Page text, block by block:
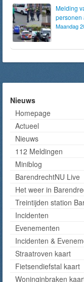
Melding
personen
Maandag
Nieuws
Homepage
Actueel
Nieuws
112 Meldingen
Miniblog
BarendrechtNU Live
Het weer in
Treintijden station
Incidenten
Evenementen
Incidenten &
Straatroven kaart
Fietsendiefstal kaart
Woninginbraken